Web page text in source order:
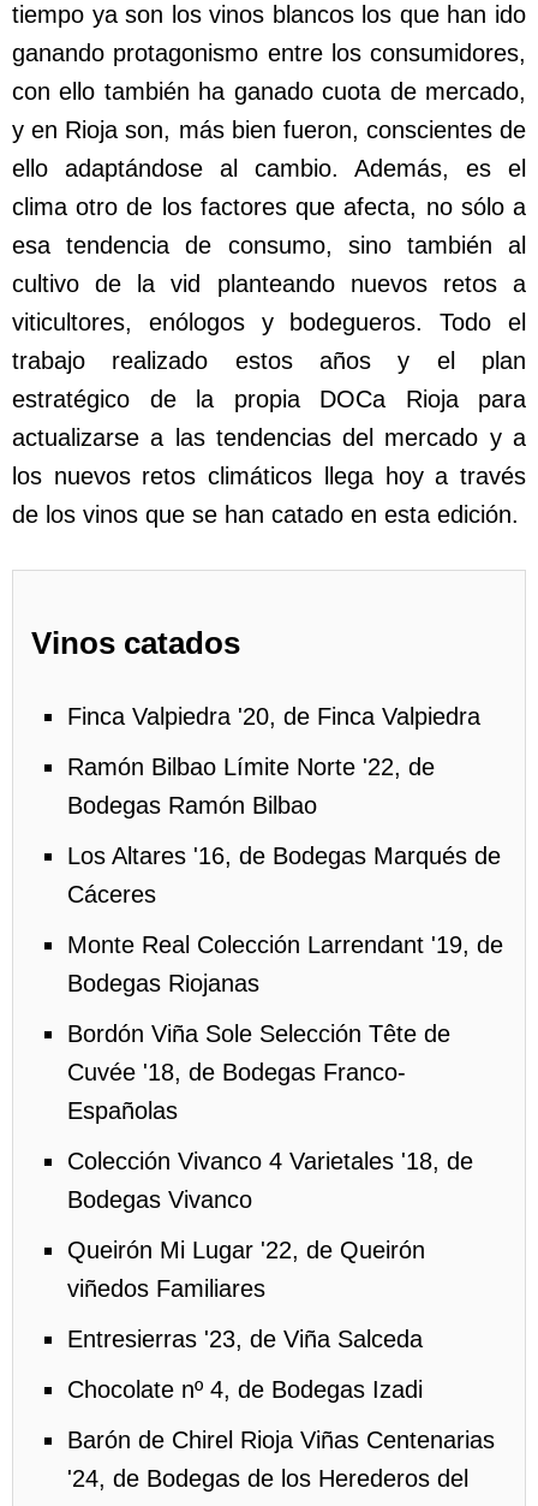
tiempo ya son los vinos blancos los que han ido
ganando protagonismo entre los consumidores,
con ello también ha ganado cuota de mercado,
y en Rioja son, más bien fueron, conscientes de
ello adaptándose al cambio. Además, es el
clima otro de los factores que afecta, no sólo a
esa tendencia de consumo, sino también al
cultivo de la vid planteando nuevos retos a
viticultores, enólogos y bodegueros. Todo el
trabajo realizado estos años y el plan
estratégico de la propia DOCa Rioja para
actualizarse a las tendencias del mercado y a
los nuevos retos climáticos llega hoy a través
de los vinos que se han catado en esta edición.
Vinos catados
Finca Valpiedra '20, de Finca Valpiedra
Ramón Bilbao Límite Norte '22, de
Bodegas Ramón Bilbao
Los Altares '16, de Bodegas Marqués de
Cáceres
Monte Real Colección Larrendant '19, de
Bodegas Riojanas
Bordón Viña Sole Selección Tête de
Cuvée '18, de Bodegas Franco-
Españolas
Colección Vivanco 4 Varietales '18, de
Bodegas Vivanco
Queirón Mi Lugar '22, de Queirón
viñedos Familiares
Entresierras '23, de Viña Salceda
Chocolate nº 4, de Bodegas Izadi
Barón de Chirel Rioja Viñas Centenarias
'24, de Bodegas de los Herederos del